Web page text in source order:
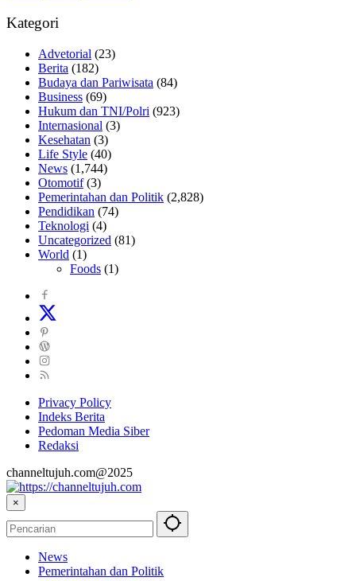
Kategori
Advetorial (23)
Berita (182)
Budaya dan Pariwisata (84)
Business (69)
Hukum dan TNI/Polri (923)
Internasional (3)
Kesehatan (3)
Life Style (40)
News (1,744)
Otomotif(3)
Pemerintahan dan Politik (2,828)
Pendidikan (74)
Teknologi (4)
Uncategorized (81)
World (1)
Foods (1)
Privacy Policy
Indeks Berita
Pedoman Media Siber
Redaksi
channeltujuh.com@2025
×
News
Pemerintahan dan Politik